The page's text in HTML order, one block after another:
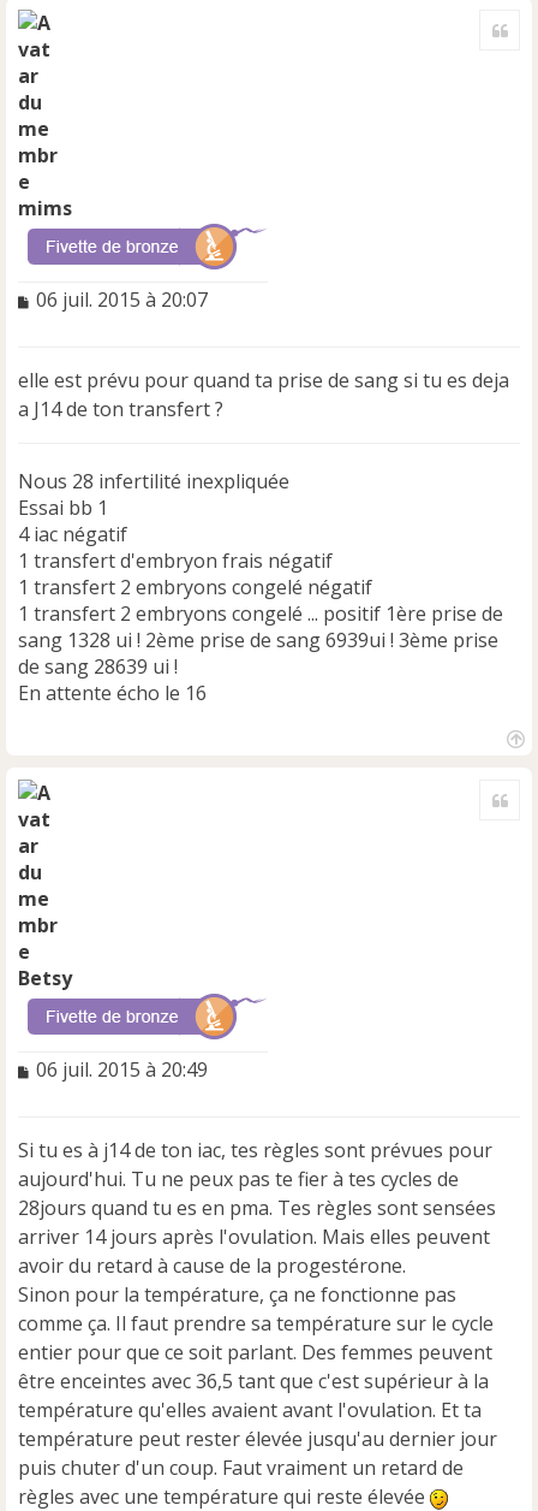
mims
M
s
a
g
o
n
u
06 juil. 2015 à 20:07
elle est prévu pour quand ta prise de sang si tu es deja
a J14 de ton transfert ?
Nous 28 infertilité inexpliquée
Essai bb 1
4 iac négatif
1 transfert d'embryon frais négatif
1 transfert 2 embryons congelé négatif
1 transfert 2 embryons congelé ... positif 1ère prise de
sang 1328 ui ! 2ème prise de sang 6939ui ! 3ème prise
de sang 28639 ui !
En attente écho le 16
Betsy
M
s
a
g
e
n
o
n
l
u
06 juil. 2015 à 20:49
Si tu es à j14 de ton iac, tes règles sont prévues pour
aujourd'hui. Tu ne peux pas te fier à tes cycles de
28jours quand tu es en pma. Tes règles sont sensées
arriver 14 jours après l'ovulation. Mais elles peuvent
avoir du retard à cause de la progestérone.
Sinon pour la température, ça ne fonctionne pas
comme ça. Il faut prendre sa température sur le cycle
entier pour que ce soit parlant. Des femmes peuvent
être enceintes avec 36,5 tant que c'est supérieur à la
température qu'elles avaient avant l'ovulation. Et ta
température peut rester élevée jusqu'au dernier jour
puis chuter d'un coup. Faut vraiment un retard de
règles avec une température qui reste élevée